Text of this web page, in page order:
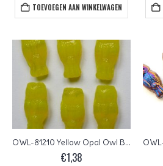
TOEVOEGEN AAN WINKELWAGEN
OWL-81210 Yellow Opal Owl Bead 12 Pc.
€1,38